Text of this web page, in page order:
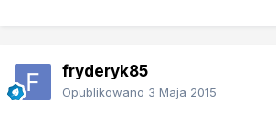
fryderyk85
Opublikowano 3 Maja 2015